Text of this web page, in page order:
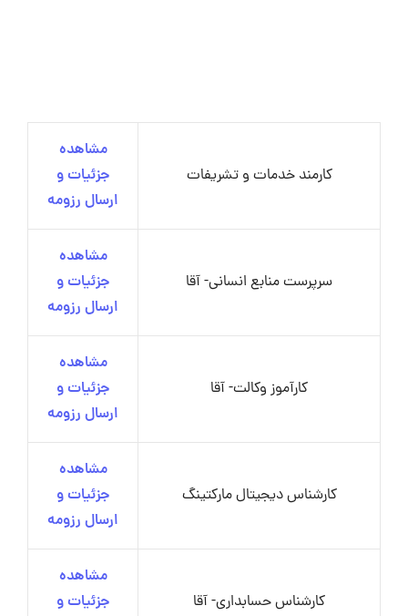
کارمند خدمات و تشریفات
مشاهده
جزئیات و
ارسال رزومه
سرپرست منابع انسانی- آقا
مشاهده
جزئیات و
ارسال رزومه
کارآموز وکالت- آقا
مشاهده
جزئیات و
ارسال رزومه
کارشناس دیجیتال مارکتینگ
مشاهده
جزئیات و
ارسال رزومه
کارشناس حسابداری- آقا
مشاهده
جزئیات و